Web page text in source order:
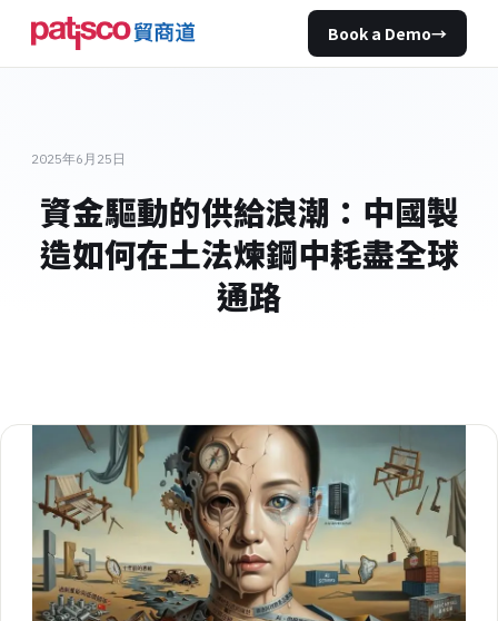
Book a Demo→
2025年6月25日
資金驅動的供給浪潮：中國製
造如何在土法煉鋼中耗盡全球
通路